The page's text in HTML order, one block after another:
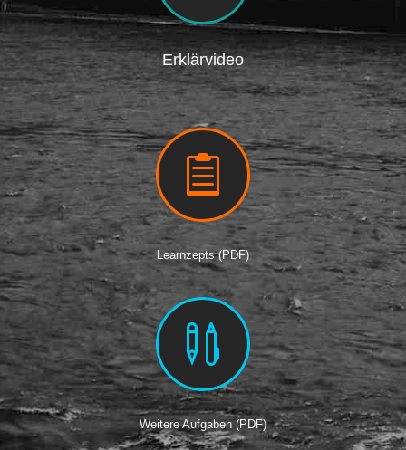
Erklärvideo

Learnzepts (PDF)

Weitere Aufgaben (PDF)